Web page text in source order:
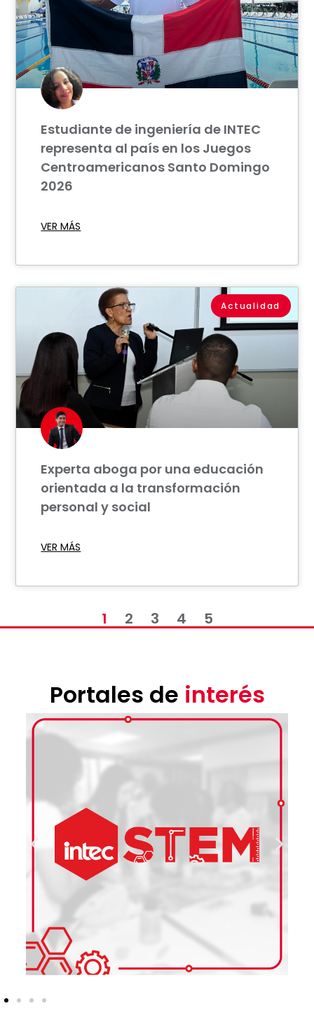
Estudiante de ingeniería de INTEC
representa al país en los Juegos
Centroamericanos Santo Domingo
2026
VER MÁS
Actualidad
Experta aboga por una educación
orientada a la transformación
personal y social
VER MÁS
1 2 3 4 5
Portales de interés